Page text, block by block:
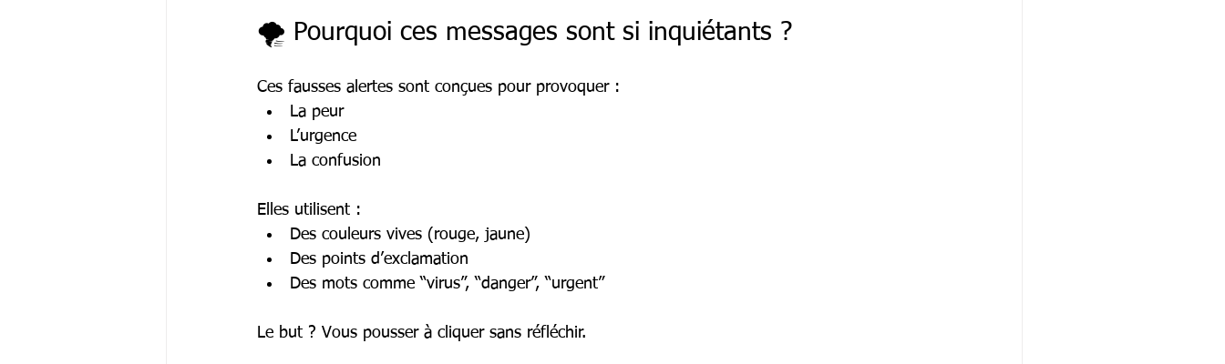
🌪️ Pourquoi ces messages sont si inquiétants ?
Ces fausses alertes sont conçues pour provoquer :
La peur
L’urgence
La confusion
Elles utilisent :
Des couleurs vives (rouge, jaune)
Des points d’exclamation
Des mots comme “virus”, “danger”, “urgent”
Le but ? Vous pousser à cliquer sans réfléchir.